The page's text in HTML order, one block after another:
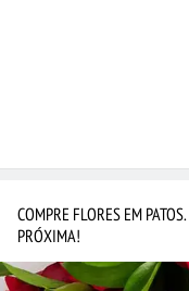
COMPRE FLORES EM
PRÓXIMA!